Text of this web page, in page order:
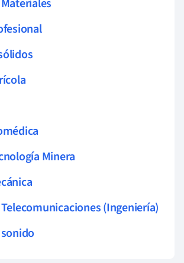
Minera
(Ingeniería)